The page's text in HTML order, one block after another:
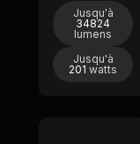
Jusqu'à
34824
lumens
Jusqu'à
201 watts